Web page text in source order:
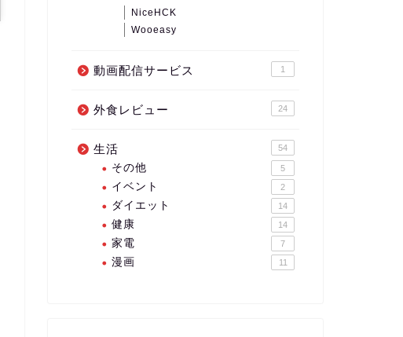
NiceHCK
Wooeasy
動画配信サービス 1
外食レビュー 24
生活 54
その他 5
イベント 2
ダイエット 14
健康 14
家電 7
漫画 11